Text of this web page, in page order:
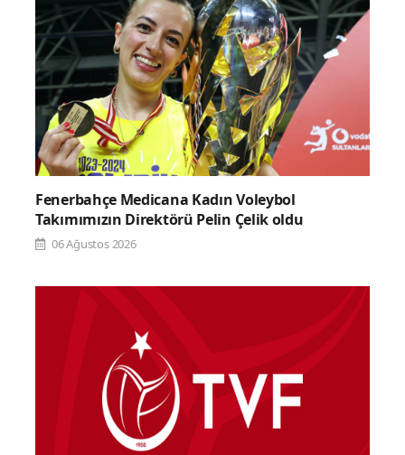
Fenerbahçe Medicana Kadın Voleybol
Takımımızın Direktörü Pelin Çelik oldu
06 Ağustos 2026